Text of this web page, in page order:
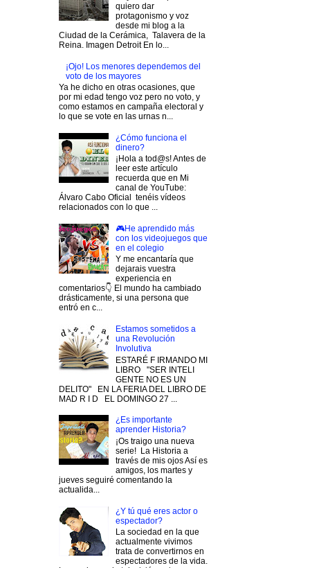
quiero dar
protagonismo y voz
desde mi blog a la
Ciudad de la Cerámica, Talavera de la
Reina. Imagen Detroit En lo...
¡Ojo! Los menores dependemos del
voto de los mayores
Ya he dicho en otras ocasiones, que
por mi edad tengo voz pero no voto, y
como estamos en campaña electoral y
lo que se vote en las urnas n...
¿Cómo funciona el
dinero?
¡Hola a tod@s! Antes de
leer este artículo
recuerda que en Mi
canal de YouTube:
Álvaro Cabo Oficial tenéis vídeos
relacionados con lo que ...
🎮He aprendido más
con los videojuegos que
en el colegio
Y me encantaría que
dejarais vuestra
experiencia en
comentarios👇 El mundo ha cambiado
drásticamente, si una persona que
entró en c...
Estamos sometidos a
una Revolución
Involutiva
ESTARÉ F IRMANDO MI
LIBRO "SER INTELI
GENTE NO ES UN
DELITO" EN LA FERIA DEL LIBRO DE
MAD R I D EL DOMINGO 27 ...
¿Es importante
aprender Historia?
¡Os traigo una nueva
serie! La Historia a
través de mis ojos Así es
amigos, los martes y
jueves seguiré comentando la
actualida...
¿Y tú qué eres actor o
espectador?
La sociedad en la que
actualmente vivimos
trata de convertirnos en
espectadores de la vida.